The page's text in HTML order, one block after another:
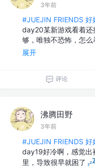
3年前
#JUEJIN FRIENDS 好
day20某新游戏看着还
够，唯独不恐怖，怎
展开
评论
沸腾田野
3年前
#JUEJIN FRIENDS 好
day19好冷啊，感觉出
里，导致很早就困了